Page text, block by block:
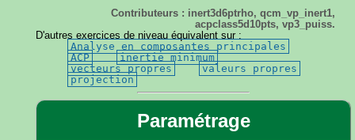
Contributeurs : inert3d6ptrho, qcm_vp_inert1,
acpclass5d10pts, vp3_puiss.
D'autres exercices de niveau équivalent sur :
Analyse en composantes principales
ACP
inertie minimum
vecteurs propres
valeurs propres
projection
Paramétrage